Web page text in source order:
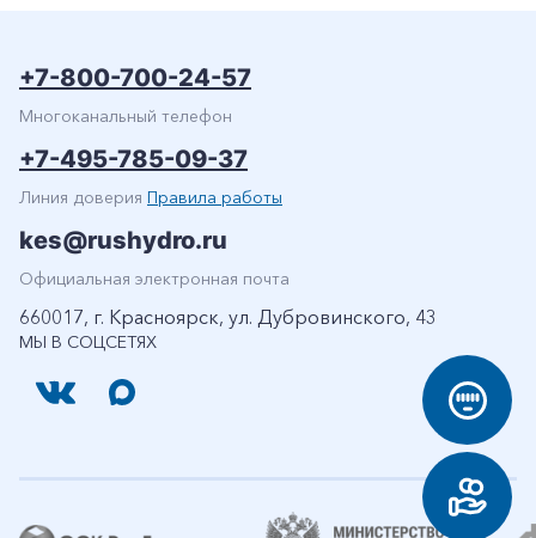
МЫ В СОЦСЕТЯХ
+7-800-700-24-57
Многоканальный телефон
+7-495-785-09-37
Линия доверия Правила работы
kes@rushydro.ru
Официальная электронная почта
660017, г. Красноярск, ул. Дубровинского, 43